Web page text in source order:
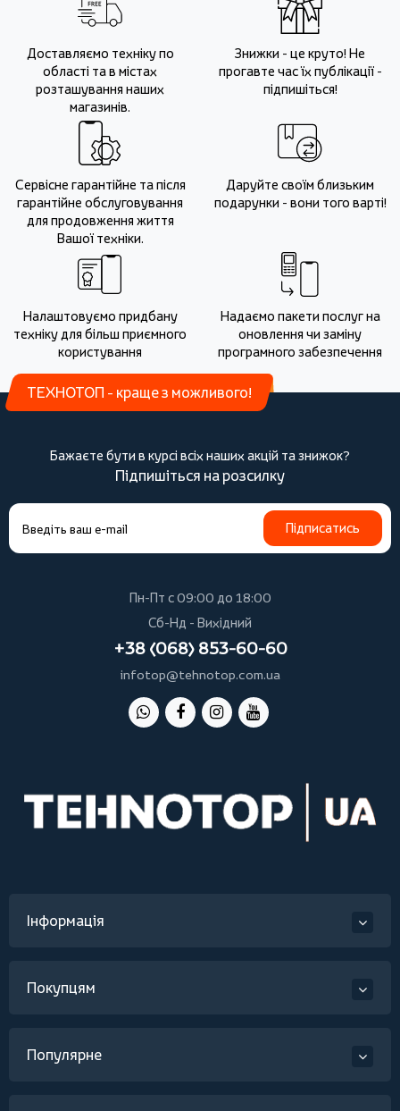
Доставляємо техніку по
області та в містах
розташування наших
магазинів.
Знижки - це круто! Не
прогавте час їх публікації -
підпишіться!
Сервісне гарантійне та після
гарантійне обслуговування
для продовження життя
Вашої техніки.
Даруйте своїм близьким
подарунки - вони того варті!
Налаштовуємо придбану
техніку для більш приємного
користування
Надаємо пакети послуг на
оновлення чи заміну
програмного забезпечення
ТЕХНОТОП - краще з можливого!
Бажаєте бути в курсі всіх наших акцій та знижок?
Підпишіться на розсилку
Підписатись
Пн-Пт с 09:00 до 18:00
Сб-Нд - Вихідний
+38 (068) 853-60-60
infotop@tehnotop.com.ua
Інформація
Покупцям
Популярне